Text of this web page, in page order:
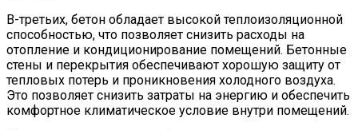
В-третьих, бетон обладает высокой теплоизоляционной
способностью, что позволяет снизить расходы на
отопление и кондиционирование помещений. Бетонные
стены и перекрытия обеспечивают хорошую защиту от
тепловых потерь и проникновения холодного воздуха.
Это позволяет снизить затраты на энергию и обеспечить
комфортное климатическое условие внутри помещений.